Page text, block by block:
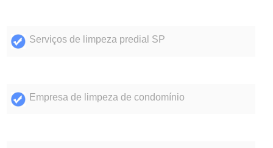
Serviços de limpeza predial SP
Empresa de limpeza de condomínio